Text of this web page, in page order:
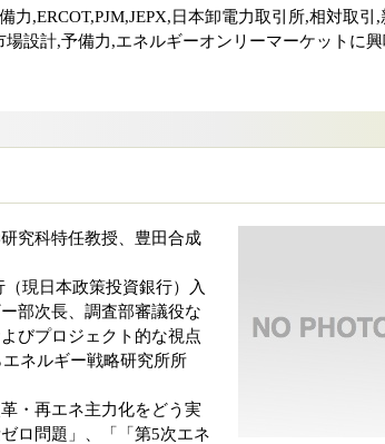
,ERCOT,PJM,JEPX,日本卸電力取引所,相対取引,
設計,予備力,エネルギーオンリーマーケットに
究科特任教授、豊田合成
現日本政策投資銀行）入
部次長、調査部審議役な
びプロジェクト的な視点
ネルギー戦略研究所所
・再エネ主力化をどう実
ロ問題」、「「第5次エネ